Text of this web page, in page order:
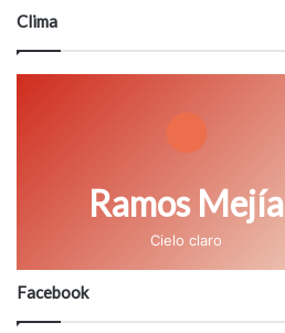
Clima
Ramos Mejía
Cielo claro
Facebook